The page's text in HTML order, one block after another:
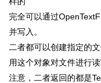
完全可以通过
并写入。
二者都可以创建指定的
用这个对象对文件进行读
注意，二者返回的都是